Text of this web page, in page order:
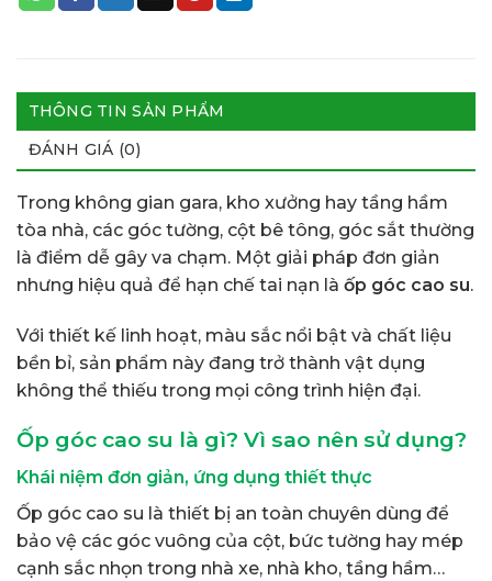
THÔNG TIN SẢN PHẨM
ĐÁNH GIÁ (0)
Trong không gian gara, kho xưởng hay tầng hầm
tòa nhà, các góc tường, cột bê tông, góc sắt thường
là điểm dễ gây va chạm. Một giải pháp đơn giản
nhưng hiệu quả để hạn chế tai nạn là ốp góc cao su.
Với thiết kế linh hoạt, màu sắc nổi bật và chất liệu
bền bỉ, sản phẩm này đang trở thành vật dụng
không thể thiếu trong mọi công trình hiện đại.
Ốp góc cao su là gì? Vì sao nên sử dụng?
Khái niệm đơn giản, ứng dụng thiết thực
Ốp góc cao su là thiết bị an toàn chuyên dùng để
bảo vệ các góc vuông của cột, bức tường hay mép
cạnh sắc nhọn trong nhà xe, nhà kho, tầng hầm…